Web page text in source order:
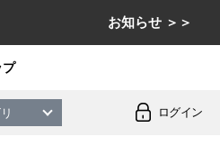
お知らせ ＞＞
プ
ログイン